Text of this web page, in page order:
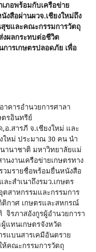
ภอพร้อมกับเครือข่าย
งสือผ่านผวจ.เชียงใหม่ถึง
ขและคณะกรรมการวัตถุ
ผลกระทบต่อชีวิต
ารเกษตรปลอดภัย เพื่อ
าคารอำนวยการศาลา
ตรอินทรีย์
อ.สารภี จ.เชียงใหม่ และ
ใหม่ ประมาณ 30 คน นำ
านาชาติ มหาวิทยาลัยแม่
นงานเครือข่ายเกษตรทาง
วมรายชื่อพร้อมยื่นหนังสือ
ะสำเนาถึงรมว.เกษตร
สาหกรรมและกรรมการ
ติกาศ เกษตรและสหกรณ์
จิรภาสอังกูรผู้อำนวยการา
แทนเกษตรจังหวัด
แบนสารเคมีอันตราย
ห้คณะกรรมการวัตถุ